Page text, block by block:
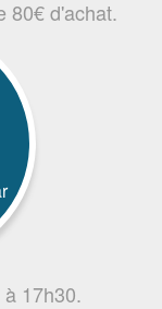
80€ d'achat.
17h30.